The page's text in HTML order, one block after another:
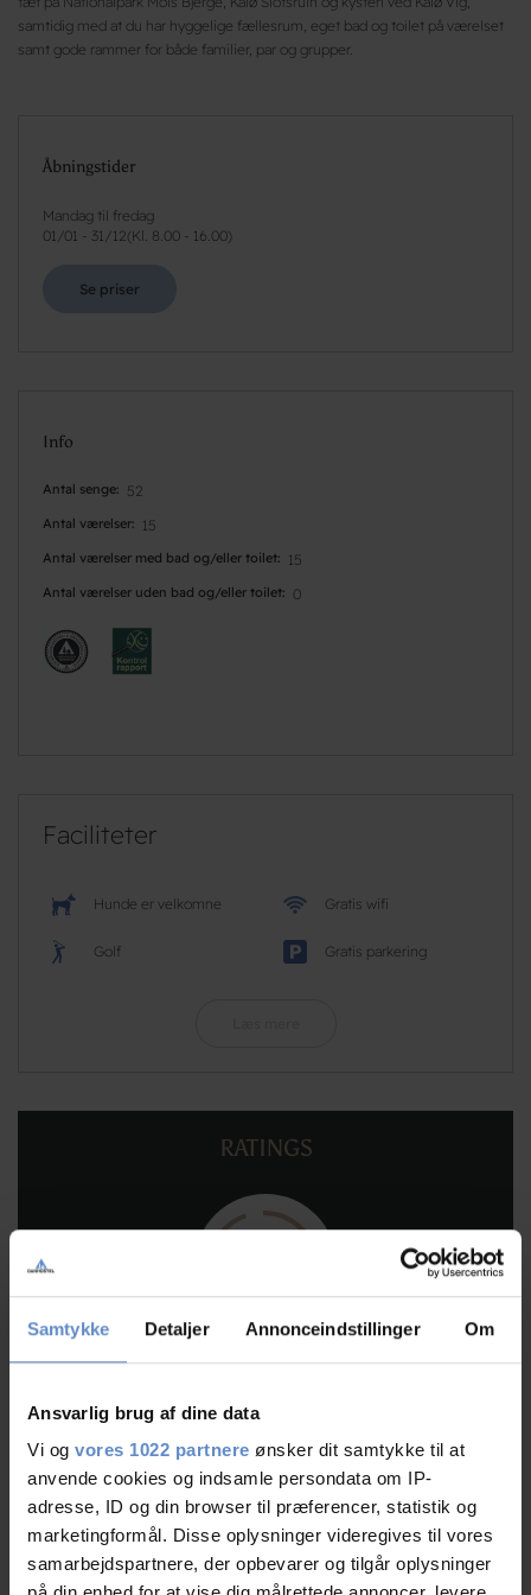
Samtykke Detaljer Annonceindstillinger Om
Ansvarlig brug af dine data
Vi og vores 1022 partnere ønsker dit samtykke til at
anvende cookies og indsamle persondata om IP-
adresse, ID og din browser til præferencer, statistik og
marketingformål. Disse oplysninger videregives til vores
samarbejdspartnere, der opbevarer og tilgår oplysninger
samtidig med at du har hyggelige fællesrum, eget bad og toilet på værelset
samt gode rammer for både familier, par og grupper.
Åbningstider
Mandag til fredag
01/01 - 31/12( Kl. 8.00 - 16.00)
Se priser
Info
Antal senge 52
Antal værelser 15
Antal værelser med bad og/eller toilet 15
Antal værelser uden bad og/eller toilet 0
Faciliteter
Hunde er velkomne Gratis wifi
Golf Gratis parkering
RATINGS
Læs mere